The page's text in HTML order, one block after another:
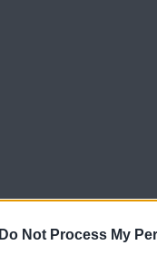
Do Not Process My